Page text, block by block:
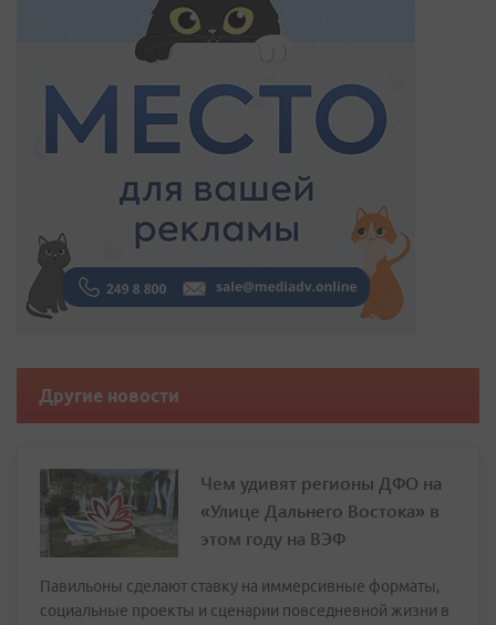
Другие новости
Чем удивят регионы ДФО на
«Улице Дальнего Востока» в
этом году на ВЭФ
Павильоны сделают ставку на иммерсивные форматы,
социальные проекты и сценарии повседневной жизни в